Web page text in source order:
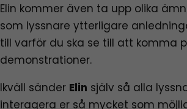
Elin kommer även ta upp olika
som lyssnare ytterligare
till varför du ska se till att komma
demonstrationer.
Ikväll sänder Elin själv så alla
interagera er så mycket som